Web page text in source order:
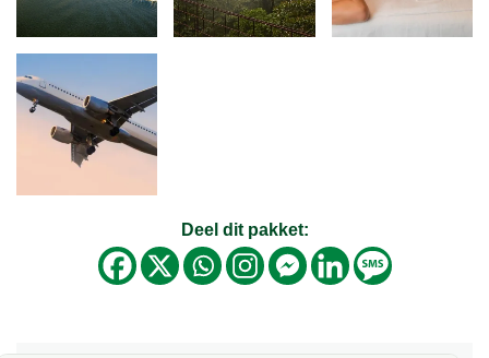
Deel dit pakket: